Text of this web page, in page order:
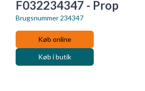
F032234347 - Prop
Brugsnummer 234347
Køb online
Køb i butik